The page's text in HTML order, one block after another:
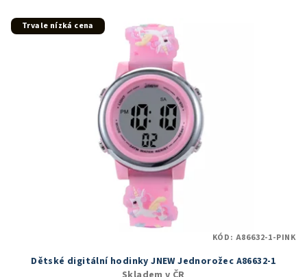
Trvale nízká cena
Dětské digitální hodinky JNEW Jednorožec A86632-1
KÓD: A86632-1-PINK